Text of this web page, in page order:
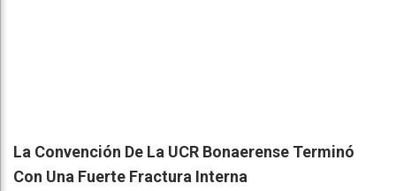
La Convención De La UCR Bonaerense Terminó
Con Una Fuerte Fractura Interna